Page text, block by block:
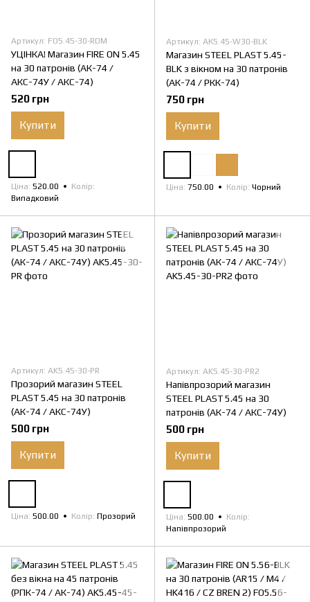
Артикул: FO5.45-30-RDM
УЦІНКА! Магазин FIRE ON 5.45
на 30 патронів (АК-74 /
АКС-74У / АКС-74)
520 грн
Купити
Ціна 520.00
Колір
Випадковий
Артикул: АК5.45-W30-BLK
Магазин STEEL PLAST 5.45-
BLK з вікном на 30 патронів
(АК-74 / РКК-74)
750 грн
Купити
Ціна 750.00 Колір Чорний
Артикул: AK5.45-30-PR
Прозорий магазин STEEL
PLAST 5.45 на 30 патронів
(АК-74 / АКС-74У)
500 грн
Купити
Ціна 500.00 Колір Прозорий
Артикул: AK5.45-30-PR2
Напівпрозорий магазин
STEEL PLAST 5.45 на 30
патронів (АК-74 / АКС-74У)
500 грн
Купити
Ціна 500.00
Колір
Напівпрозорий